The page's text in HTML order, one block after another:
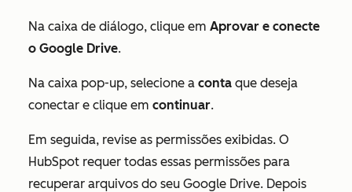
Na caixa de diálogo, clique em Aprovar e conecte
o Google Drive.
Na caixa pop-up, selecione a conta que deseja
conectar e clique em continuar.
Em seguida, revise as permissões exibidas. O
HubSpot requer todas essas permissões para
recuperar arquivos do seu Google Drive. Depois